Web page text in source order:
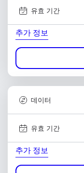
유효 기간
추가 정보
데이터
유효 기간
추가 정보